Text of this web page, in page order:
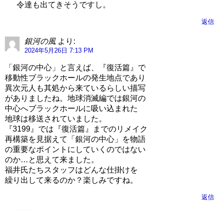
令達も出てきそうですし。
返信
銀河の風 より:
2024年5月26日 7:13 PM
「銀河の中心」と言えば、『復活篇』で
移動性ブラックホールの発生地点であり
異次元人も其処から来ているらしい描写
がありましたね。地球消滅編では銀河の
中心へブラックホールに吸い込まれた
地球は移送されていました。
『3199』では『復活篇』までのリメイク
再構築を見据えて「銀河の中心」を物語
の重要なポイントにしていくのではない
のか…と思えて来ました。
福井氏たちスタッフはどんな仕掛けを
繰り出して来るのか？楽しみですね。
返信